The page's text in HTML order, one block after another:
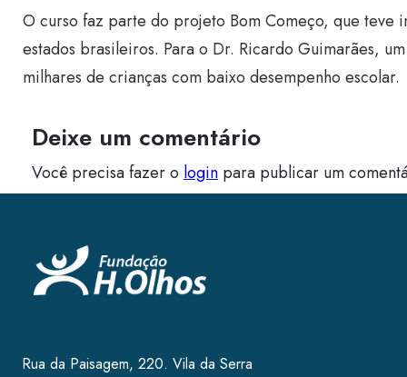
O curso faz parte do projeto Bom Começo, que
estados brasileiros. Para o Dr. Ricardo Guimarães,
milhares de crianças com baixo desempenho escolar.
Deixe um comentário
Você precisa fazer o login para publicar um
Rua da Paisagem, 220. Vila da Serra